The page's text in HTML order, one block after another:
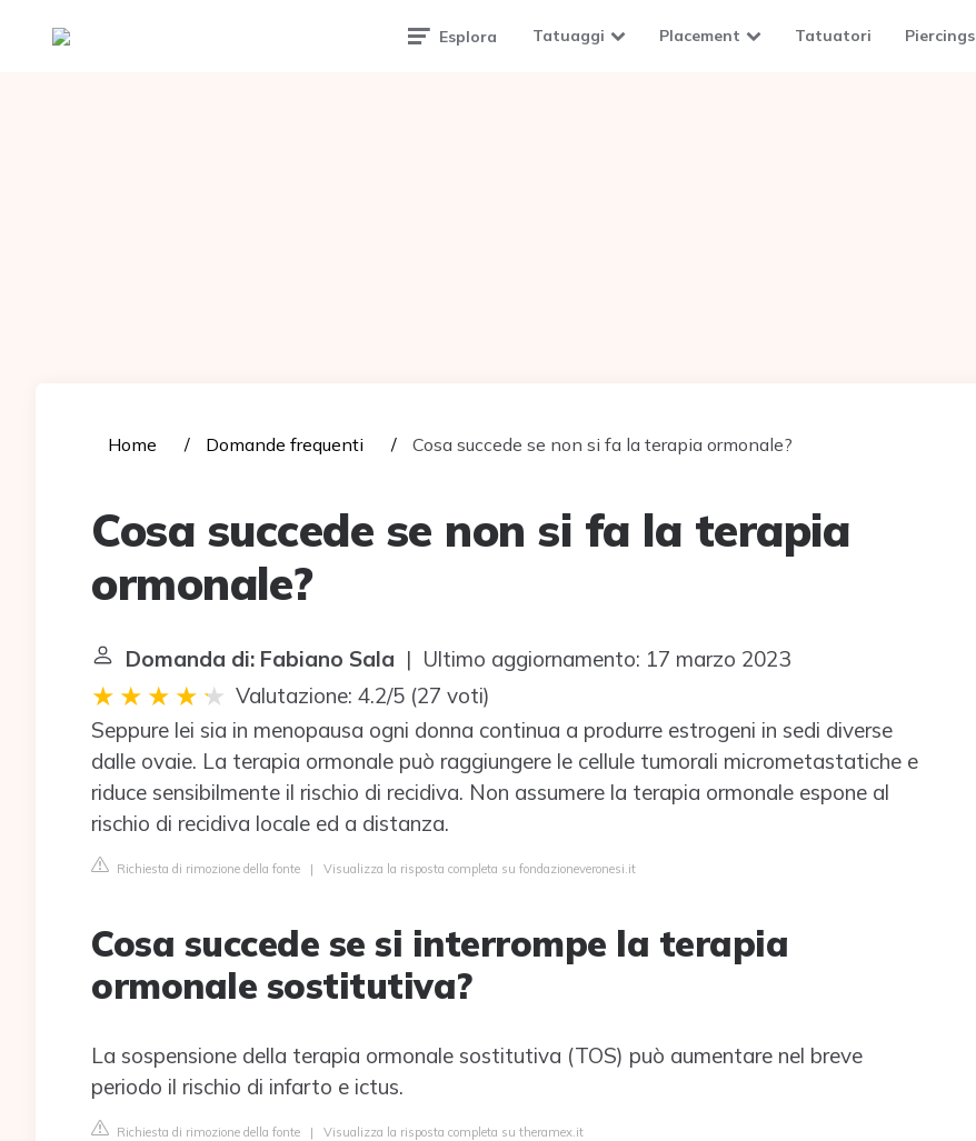
Tattoomuse.it Esplora Tatuaggi Placement Tatuatori Piercings
Home Domande frequenti Cosa succede se non si fa la terapia ormonale?
Cosa succede se non si fa la terapia
ormonale?
Domanda di: Fabiano Sala | Ultimo aggiornamento: 17 marzo 2023
Valutazione: 4.2/5 (27 voti)
Seppure lei sia in menopausa ogni donna continua a produrre estrogeni in sedi diverse
dalle ovaie. La terapia ormonale può raggiungere le cellule tumorali micrometastatiche e
riduce sensibilmente il rischio di recidiva. Non assumere la terapia ormonale espone al
rischio di recidiva locale ed a distanza.
Richiesta di rimozione della fonte | Visualizza la risposta completa su fondazioneveronesi.it
Cosa succede se si interrompe la terapia
ormonale sostitutiva?
La sospensione della terapia ormonale sostitutiva (TOS) può aumentare nel breve
periodo il rischio di infarto e ictus.
Richiesta di rimozione della fonte | Visualizza la risposta completa su theramex.it